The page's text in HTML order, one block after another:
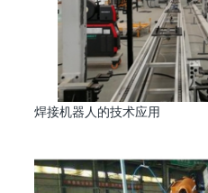
焊接机器人的技术应用